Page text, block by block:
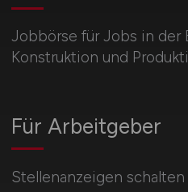
Jobbörse für Jobs in der
Konstruktion und
Für Arbeitgeber
Stellenanzeigen schalten